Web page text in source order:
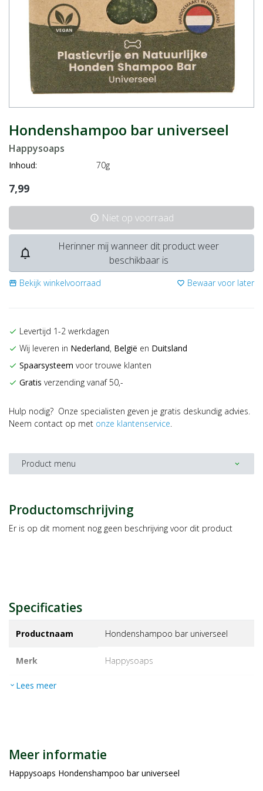
Hondenshampoo bar universeel
Happysoaps
Inhoud: 70g
7,99
info Niet op voorraad
notifications_none
Herinner mij wanneer dit product weer
beschikbaar is
storefront Bekijk winkelvoorraad favorite_border Bewaar voor later
check Levertijd 1-2 werkdagen
check Wij leveren in Nederland, België en Duitsland
check Spaarsysteem voor trouwe klanten
check Gratis verzending vanaf 50,-
Hulp nodig? Onze specialisten geven je gratis deskundig advies.
Neem contact op met onze klantenservice.
Product menu expand_more
Productomschrijving
Er is op dit moment nog geen beschrijving voor dit product
Specificaties
Productnaam Hondenshampoo bar universeel
Merk happysoaps
EAN
expand_more Lees meer
Meer informatie
Happysoaps Hondenshampoo bar universeel